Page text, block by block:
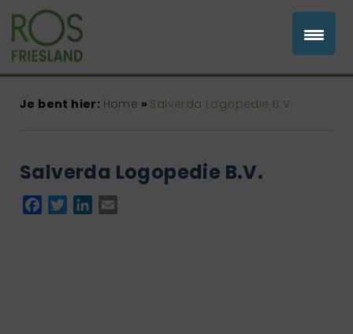
Je bent hier: Home » Salverda Logopedie B.V.
Salverda Logopedie B.V.
Facebook
TwitterLinkedIn